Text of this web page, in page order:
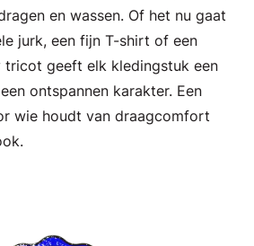
en wassen. Of het nu gaat
jurk, een fijn T-shirt of een
tricot geeft elk kledingstuk een
ontspannen karakter. Een
wie houdt van draagcomfort